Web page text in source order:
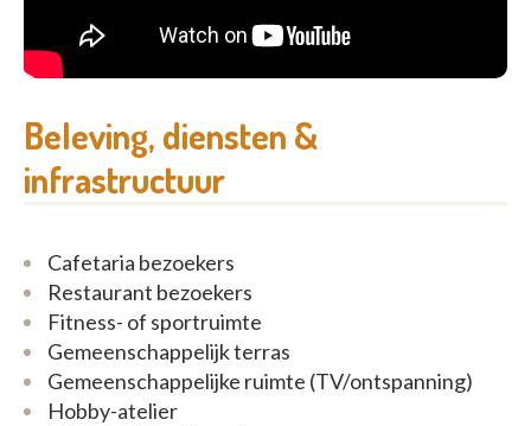
Beleving, diensten &
infrastructuur
Cafetaria bezoekers
Restaurant bezoekers
Fitness- of sportruimte
Gemeenschappelijk terras
Gemeenschappelijke ruimte (TV/ontspanning)
Hobby-atelier